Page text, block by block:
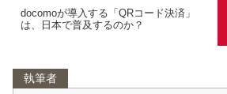
docomoが導入する「QRコード決済」
は、日本で普及するのか？
執筆者